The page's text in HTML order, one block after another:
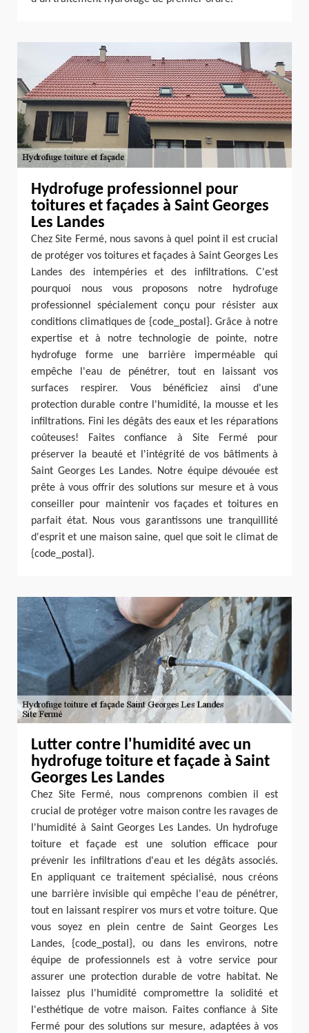
Hydrofuge professionnel pour
toitures et façades à Saint Georges
Les Landes
Chez Site Fermé, nous savons à quel point il est crucial
de protéger vos toitures et façades à Saint Georges Les
Landes des intempéries et des infiltrations. C'est
pourquoi nous vous proposons notre hydrofuge
professionnel spécialement conçu pour résister aux
conditions climatiques de {code_postal}. Grâce à notre
expertise et à notre technologie de pointe, notre
hydrofuge forme une barrière imperméable qui
empêche l'eau de pénétrer, tout en laissant vos
surfaces respirer. Vous bénéficiez ainsi d'une
protection durable contre l'humidité, la mousse et les
infiltrations. Fini les dégâts des eaux et les réparations
coûteuses! Faites confiance à Site Fermé pour
préserver la beauté et l'intégrité de vos bâtiments à
Saint Georges Les Landes. Notre équipe dévouée est
prête à vous offrir des solutions sur mesure et à vous
conseiller pour maintenir vos façades et toitures en
parfait état. Nous vous garantissons une tranquillité
d'esprit et une maison saine, quel que soit le climat de
{code_postal}.
Lutter contre l'humidité avec un
hydrofuge toiture et façade à Saint
Georges Les Landes
Chez Site Fermé, nous comprenons combien il est
crucial de protéger votre maison contre les ravages de
l'humidité à Saint Georges Les Landes. Un hydrofuge
toiture et façade est une solution efficace pour
prévenir les infiltrations d'eau et les dégâts associés.
En appliquant ce traitement spécialisé, nous créons
une barrière invisible qui empêche l'eau de pénétrer,
tout en laissant respirer vos murs et votre toiture. Que
vous soyez en plein centre de Saint Georges Les
Landes, {code_postal}, ou dans les environs, notre
équipe de professionnels est à votre service pour
assurer une protection durable de votre habitat. Ne
laissez plus l'humidité compromettre la solidité et
l'esthétique de votre maison. Faites confiance à Site
Fermé pour des solutions sur mesure, adaptées à vos